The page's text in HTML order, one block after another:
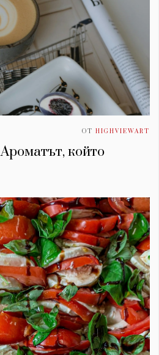
ОТ HIGHVIEWART
който